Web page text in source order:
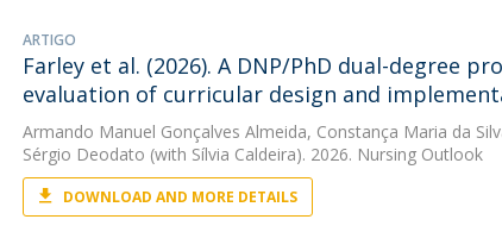
ARTIGO
Farley et al. (2026). A DNP/PhD dual-degree
evaluation of curricular design and
Armando Manuel Gonçalves Almeida, Constança Maria da
Sérgio Deodato (with Sílvia Caldeira). 2026. Nursing Outlook
DOWNLOAD AND MORE DETAILS